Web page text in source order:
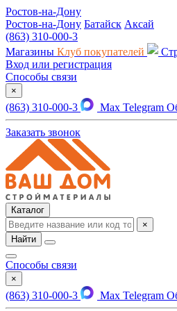
Ростов-на-Дону
Ростов-на-Дону Батайск Аксай
(863) 310-000-3
Магазины Клуб покупателей
Вход или регистрация
Способы связи
×
(863) 310-000-3 Max Telegram
Заказать звонок
Каталог
×
Найти
Способы связи
×
(863) 310-000-3 Max Telegram